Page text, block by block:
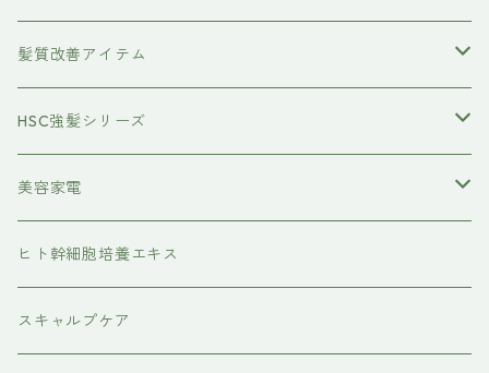
養毛剤
フェイスケア
髪質改善アイテム
トステアケア
レブリン酸ケア
水素トリートメント
プレックスケア
HSC強髪シリーズ
アイラッシュ
美容家電
ヘアアイロン
マグネット
ドライヤー
ヒト幹細胞培養エキス
スキャルプケア